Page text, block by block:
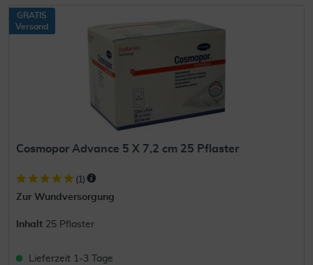
GRATIS
Versand
Cosmopor Advance 5 X 7,2 cm 25 Pflaster
(1 )
Zur Wundversorgung
Inhalt 25 Pflaster
Lieferzeit 1-3 Tage